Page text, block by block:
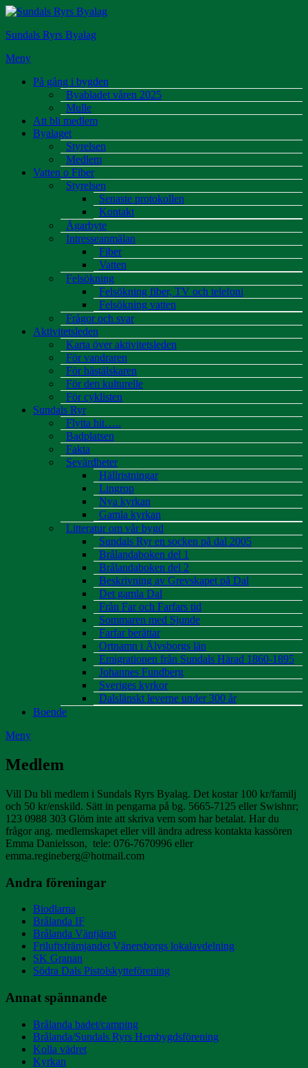
Hoppa
innehåll
Sundals Ryrs Byalag
Meny
På gång i bygden
Byabladet våren 2025
Mulle
Att bli medlem
Byalaget
Styrelsen
Medlem
Vatten o Fiber
Styrelsen
Senaste protokollen
Kontakt
Ägarbyte
Intresseanmälan
Fiber
Vatten
Felsökning
Felsökning fiber, TV och telefoni
Felsökning vatten
Frågor och svar
Aktivitetsleden
Karta över aktivitetsleden
För vandraren
För hästälskaren
För den kulturelle
För cyklisten
Sundals Ryr
Flytta hit…..
Badplatsen
Fakta
Sevärdheter
Hällristningar
Lingrop
Nya kyrkan
Gamla kyrkan
Litteratur om vår bygd
Sundals Ryr en socken på dal 2005
Brålandaboken del 1
Brålandaboken del 2
Beskrivning av Grevskapet på Dal
Det gamla Dal
Från Far och Farfars tid
Sommaren med Sjunde
Farfar berättar
Ortnamn i Älvsborgs län
Emigrationen från Sundals Härad 1860-1895
Johannes Fundberg
Sveriges kyrkor
Dalslänskt leverne under 300 år
Boende
Meny
Medlem
Vill Du bli medlem i Sundals Ryrs Byalag. Det kostar 100 kr/familj
och 50 kr/enskild. Sätt in pengarna på bg. 5665-7125 eller Swishnr;
123 0988 303 Glöm inte att skriva vem som har betalat. Har du
frågor ang. medlemskapet eller vill ändra adress kontakta kassören
Emma Danielsson, tele: 076-7670996 eller
emma.regineberg@hotmail.com
Andra föreningar
Biodlarna
Brålanda IF
Brålanda Väntjänst
Friluftsfrämjandet Vänersborgs lokalavdelning
SK Granan
Södra Dals Pistolskytteförening
Annat spännande
Brålanda badet/camping
Brålanda/Sundals Ryrs Hembygdsförening
Kolla vädret
Kyrkan